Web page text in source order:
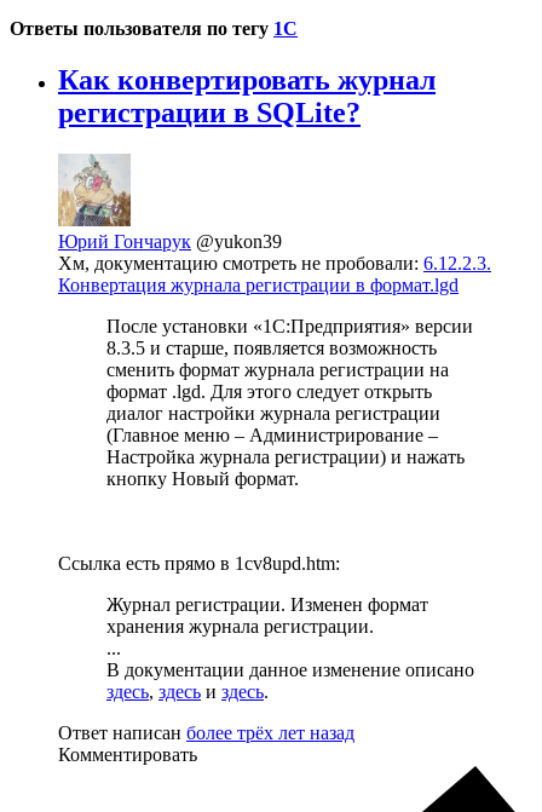
Ответы пользователя по тегу 1С
Как конвертировать журнал
регистрации в SQLite?
Юрий Гончарук @yukon39
Хм, документацию смотреть не пробовали: 6.12.2.3.
Конвертация журнала регистрации в формат.lgd
После установки «1С:Предприятия» версии
8.3.5 и старше, появляется возможность
сменить формат журнала регистрации на
формат .lgd. Для этого следует открыть
диалог настройки журнала регистрации
(Главное меню – Администрирование –
Настройка журнала регистрации) и нажать
кнопку Новый формат.
Ссылка есть прямо в 1cv8upd.htm:
Журнал регистрации. Изменен формат
хранения журнала регистрации.
...
В документации данное изменение описано
здесь, здесь и здесь.
Ответ написан более трёх лет назад
Комментировать